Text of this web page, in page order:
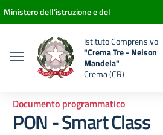
Vai ai contenuti
Vai al menu di navigazione
Vai al footer
Ministero dell'istruzione e del
Istituto Comprensivo
"Crema Tre - Nelson
Mandela"
Crema (CR)
Documento programmatico
PON - Smart Class